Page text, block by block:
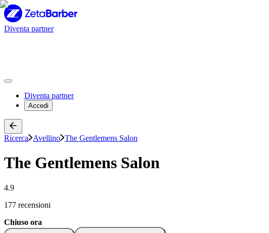
Diventa partner
Diventa partner
Accedi
Ricerca Avellino The Gentlemens Salon
The Gentlemens Salon
4.9
177 recensioni
Chiuso ora